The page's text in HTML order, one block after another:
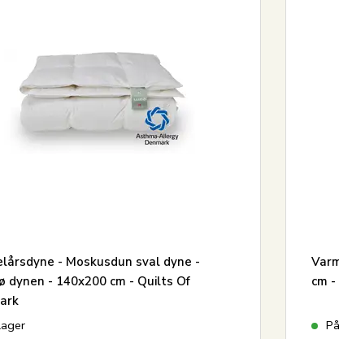
- Moskusdun sval dyne -
dynen - 140x200 cm - Quilts Of
cm